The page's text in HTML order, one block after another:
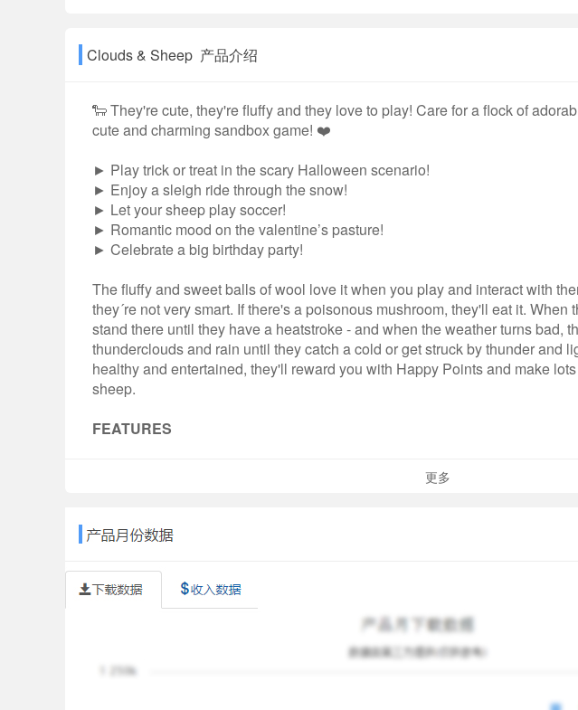
Clouds & Sheep 产品介绍
🐑 They're cute, they're fluffy and they love to play! Care for a flock of
cute and charming sandbox game! ❤️
► Play trick or treat in the scary Halloween scenario!
► Enjoy a sleigh ride through the snow!
► Let your sheep play soccer!
► Romantic mood on the valentine’s pasture!
► Celebrate a big birthday party!
The fluffy and sweet balls of wool love it when you play and interact with
they´re not very smart. If there's a poisonous mushroom, they'll eat it.
stand there until they have a heatstroke - and when the weather turns bad,
thunderclouds and rain until they catch a cold or get struck by thunder and
healthy and entertained, they'll reward you with Happy Points and make
sheep.
FEATURES
✔ Innovative casual life simulation
✔ Countless bonus items, toys and gadgets
✔ More than 90 dynamic challenges
✔ Colourful settings
✔ Open-ended gameplay
✔ Take screenshots and share them with your friends
✔ Parental lock to disable in-app purchases
✔ Full tablet support
更多